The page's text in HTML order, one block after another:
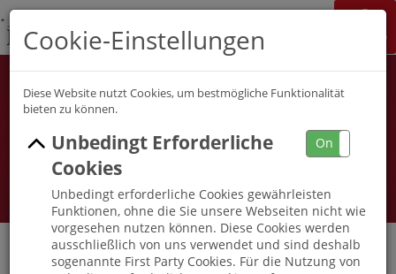
Jobchannel
Job Map
Cookie-Einstellungen
Diese Website nutzt Cookies, um bestmögliche Funktionalität
bieten zu können.
Unbedingt Erforderliche
Cookies
On
Unbedingt erforderliche Cookies gewährleisten
Funktionen, ohne die Sie unsere Webseiten nicht wie
vorgesehen nutzen können. Diese Cookies werden
ausschließlich von uns verwendet und sind deshalb
sogenannte First Party Cookies. Für die Nutzung von